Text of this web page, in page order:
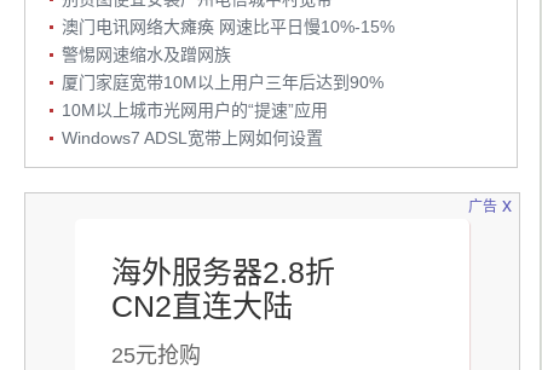
澳门电讯网络大瘫痪 网速比平日慢10%-15%
警惕网速缩水及蹭网族
厦门家庭宽带10M以上用户三年后达到90%
10M以上城市光网用户的“提速”应用
Windows7 ADSL宽带上网如何设置
广告
海外服务器2.8折
CN2直连大陆
25元抢购
x